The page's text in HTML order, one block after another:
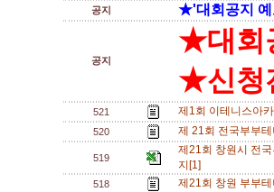
공지 ★'대회공지 예
공지
★대회
★신청
521 제1회 이테니스아
520 제 21회 전국부부
519
제21회 창원시 전
지[1]
518 제21회 창원 부부